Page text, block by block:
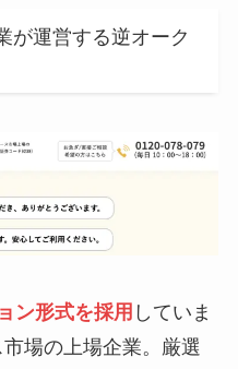
運営する逆オーク
ン形式を採用 していま
場の上場企業。厳選